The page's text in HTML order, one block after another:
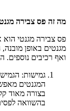
מה זה פס צבירה
פס צבירה מגנטי
מגנטים באופן
ואף רכיבים נוספים.
גמישות:
המגנטים
בצורה מאוד
בהשוואה